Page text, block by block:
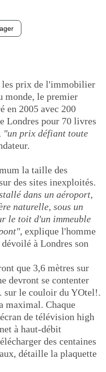
les prix de l'immobilier
monde, le premier
en 2005 avec 200
Londres pour 70 livres
"un prix défiant toute
la taille des
des sites inexploités.
dans un aéroport,
naturelle, sous un
le toit d'un immeuble
, explique l'homme
à Londres son
que 3,6 mètres sur
devront se contenter
sur le couloir du YOtel!.
maximal. Chaque
de télévision high
à haut-débit
des centaines
détaille la plaquette